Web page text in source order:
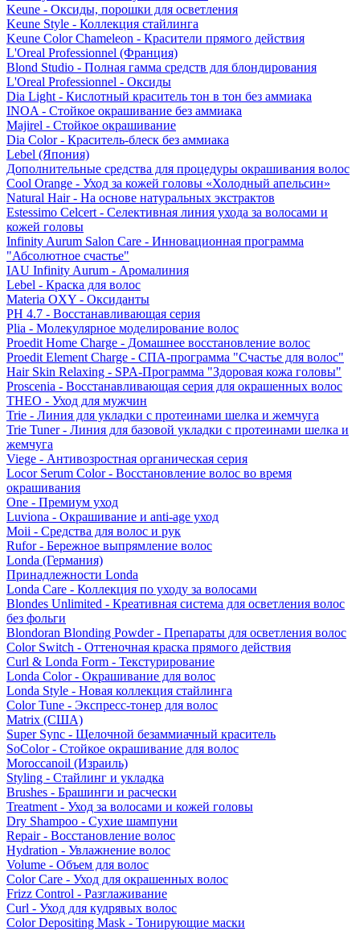
Keune - Оксиды, порошки для осветления
Keune Style - Коллекция стайлинга
Keune Color Chameleon - Красители прямого действия
L'Oreal Professionnel (Франция)
Blond Studio - Полная гамма средств для блондирования
L'Oreal Professionnel - Оксиды
Dia Light - Кислотный краситель тон в тон без аммиака
INOA - Стойкое окрашивание без аммиака
Majirel - Стойкое окрашивание
Dia Color - Краситель-блеск без аммиака
Lebel (Япония)
Дополнительные средства для процедуры окрашивания волос
Cool Orange - Уход за кожей головы «Холодный апельсин»
Natural Hair - На основе натуральных экстрактов
Estessimo Celcert - Селективная линия ухода за волосами и
кожей головы
Infinity Aurum Salon Care - Инновационная программа
"Абсолютное счастье"
IAU Infinity Aurum - Аромалиния
Lebel - Краска для волос
Materia OXY - Оксиданты
PH 4.7 - Восстанавливающая серия
Plia - Молекулярное моделирование волос
Proedit Home Charge - Домашнее восстановление волос
Proedit Element Charge - СПА-программа "Счастье для волос"
Hair Skin Relaxing - SPA-Программа "Здоровая кожа головы"
Proscenia - Восстанавливающая серия для окрашенных волос
THEO - Уход для мужчин
Trie - Линия для укладки с протеинами шелка и жемчуга
Trie Tuner - Линия для базовой укладки с протеинами шелка и
жемчуга
Viege - Антивозростная органическая серия
Locor Serum Color - Восстановление волос во время
окрашивания
One - Премиум уход
Luviona - Окрашивание и anti-age уход
Moii - Средства для волос и рук
Rufor - Бережное выпрямление волос
Londa (Германия)
Принадлежности Londa
Londa Care - Коллекция по уходу за волосами
Blondes Unlimited - Креативная система для осветления волос
без фольги
Blondoran Blonding Powder - Препараты для осветления волос
Color Switch - Оттеночная краска прямого действия
Curl & Londa Form - Текстурирование
Londa Color - Окрашивание для волос
Londa Style - Новая коллекция стайлинга
Color Tune - Экспресс-тонер для волос
Matrix (США)
Super Sync - Щелочной безаммиачный краситель
SoColor - Стойкое окрашивание для волос
Moroccanoil (Израиль)
Styling - Стайлинг и укладка
Brushes - Брашинги и расчески
Treatment - Уход за волосами и кожей головы
Dry Shampoo - Сухие шампуни
Repair - Восстановление волос
Hydration - Увлажнение волос
Volume - Объем для волос
Color Care - Уход для окрашенных волос
Frizz Control - Разглаживание
Curl - Уход для кудрявых волос
Color Depositing Mask - Тонирующие маски